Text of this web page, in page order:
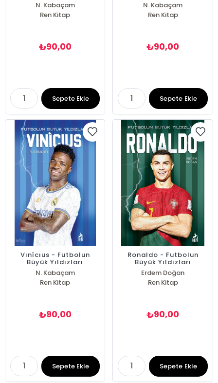
N. Kabaçam
Ren Kitap
₺90,00
Sepete Ekle
N. Kabaçam
Ren Kitap
₺90,00
Sepete Ekle
Vınîcıus - Futbolun
Büyük Yıldızları
N. Kabaçam
Ren Kitap
₺90,00
Sepete Ekle
Ronaldo - Futbolun
Büyük Yıldızları
Erdem Doğan
Ren Kitap
₺90,00
Sepete Ekle